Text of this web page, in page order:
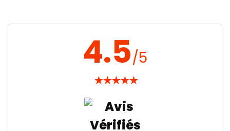
4.5/5
★★★★★